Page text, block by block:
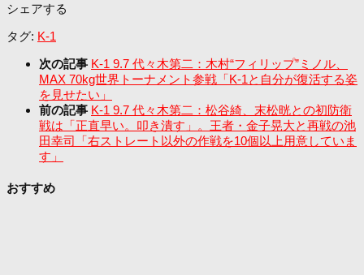
シェアする
タグ: K-1
次の記事 K-1 9.7 代々木第二：木村“フィリップ”ミノル、
MAX 70kg世界トーナメント参戦「K-1と自分が復活する姿
を見せたい」
前の記事 K-1 9.7 代々木第二：松谷綺、末松晄との初防衛
戦は「正直早い。叩き潰す」。王者・金子晃大と再戦の池
田幸司「右ストレート以外の作戦を10個以上用意していま
す」
おすすめ